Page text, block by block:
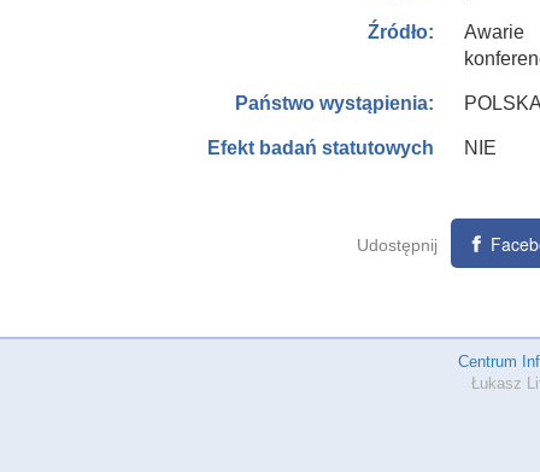
Źródło:
Awarie
Państwo wystąpienia:
Efekt badań statutowych NIE
Udostępnij
Centrum
Łukasz